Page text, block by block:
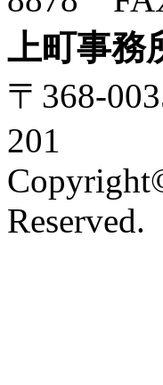
上町事務
〒368-
201
Reserved.